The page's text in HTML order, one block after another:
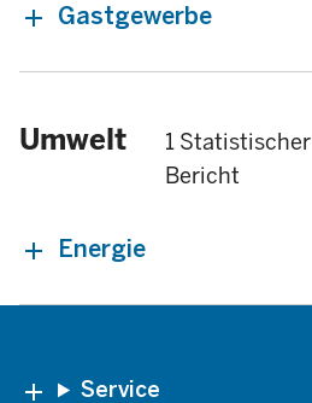
Gastgewerbe
Umwelt
1 Statistischer
Bericht
Energie
Footer Service